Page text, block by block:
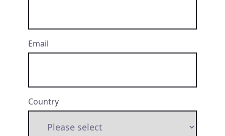
Email
Country